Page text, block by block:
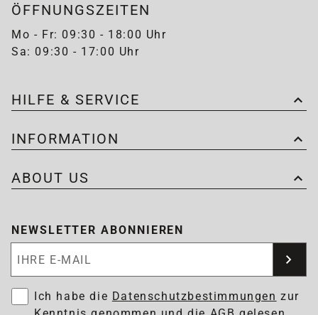
ÖFFNUNGSZEITEN
Mo - Fr: 09:30 - 18:00 Uhr
Sa: 09:30 - 17:00 Uhr
HILFE & SERVICE
INFORMATION
ABOUT US
NEWSLETTER ABONNIEREN
Ich habe die Datenschutzbestimmungen zur